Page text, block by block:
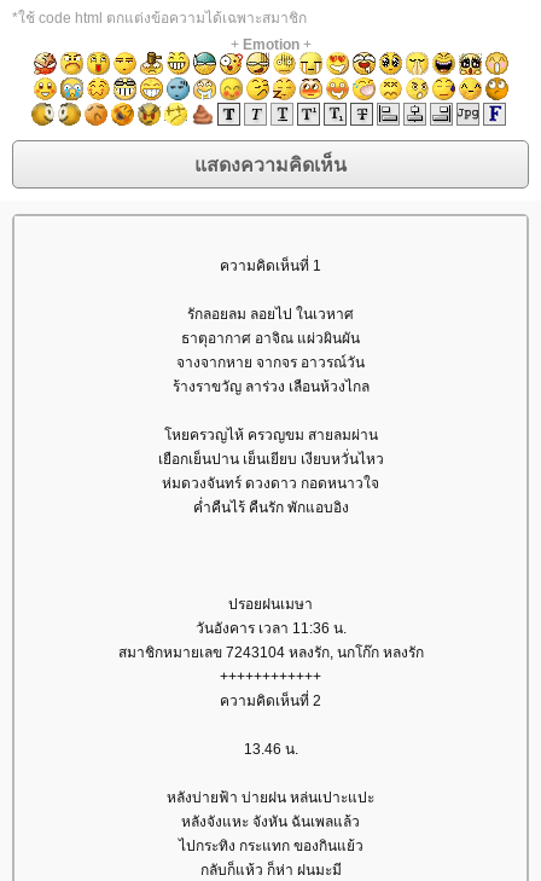
*ใช้ code html ตกแต่งข้อความได้เฉพาะสมาชิก
+ Emotion+
ความคิดเห็นที่ 1
รักลอยลม ลอยไป ในเวหาศ
ธาตุอากาศ อาจิณ แผ่วผินผัน
จางจากหาย จากจร อาวรณ์วัน
ร้างราขวัญ ลาร่วง เลือนห้วงไกล
หยครวญไห้ ครวญขม สายลมผ่าน
เยือกเย็นปาน เย็นเยียบ เงียบหวั่นไหว
ห่มดวงจันทร์ ดวงดาว กอดหนาวใจ
ค่ำคืนไร้ คืนรัก พักแอบอิง
ปรอยฝนเมษา
วันอังคาร เวลา 11:36 น.
สมาชิกหมายเลข 7243104 หลงรัก, นกโก๊ก หลงรัก
++++++++++++
ความคิดเห็นที่ 2
13.46 น.
หลังบ่ายฟ้า บ่ายฝน หล่นเปาะแปะ
หลังจังแหะ จังหัน ฉันเพลแล้ว
ไปกระทิง กระแทก ของกินแย้ว
กลับก็แห้ว ก็ห่า ฝนมะมี